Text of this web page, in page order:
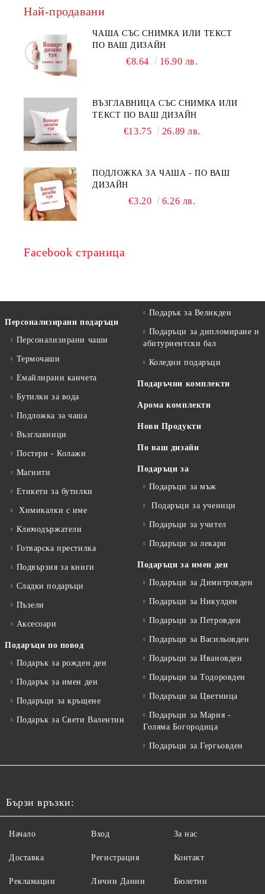
Най-продавани
ЧАША СЪС СНИМКА ИЛИ ТЕКСТ
ПО ВАШ ДИЗАЙН
€8.64 16.90 лв.
ВЪЗГЛАВНИЦА СЪС СНИМКА ИЛИ
ТЕКСТ ПО ВАШ ДИЗАЙН
€13.75 26.89 лв.
ПОДЛОЖКА ЗА ЧАША - ПО ВАШ
ДИЗАЙН
€3.20 6.26 лв.
Facebook страница
Персонализирани подаръци
Персонализирани чаши
Термочаши
Емайлирани канчета
Бутилки за вода
Подложка за чаша
Възглавници
Постери - Колажи
Магнити
Етикети за бутилки
Химикалки с име
Ключодържатели
Готварска престилка
Подвързия за книги
Сладки подаръци
Пъзели
Аксесоари
Подаръци по повод
Подарък за рожден ден
Подарък за имен ден
Подаръци за кръщене
Подарък за Свети Валентин
Подарък за Великден
Подаръци за дипломиране и
абитуриентски бал
Коледни подаръци
Подаръчни комплекти
Арома комплекти
Нови Продукти
По ваш дизайн
Подаръци за
Подаръци за мъж
Подаръци за ученици
Подаръци за учител
Подаръци за лекари
Подаръци за имен ден
Подаръци за Димитровден
Подаръци за Никулден
Подаръци за Петровден
Подаръци за Васильовден
Подаръци за Ивановден
Подаръци за Тодоровден
Подаръци за Цветница
Подаръци за Мария -
Голяма Богородица
Подаръци за Гергьовден
Бързи връзки:
Начало
Доставка
Рекламации
Вход
Регистрация
Лични Данни
За нас
Контакт
Бюлетин